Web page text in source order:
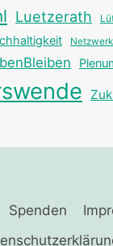
Luetzerath
Spenden